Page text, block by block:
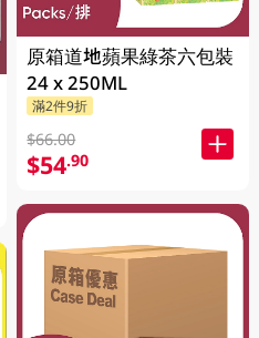
原箱道地蘋果綠茶六包裝
24 x 250ML
滿2件9折
$66.00
$54.90